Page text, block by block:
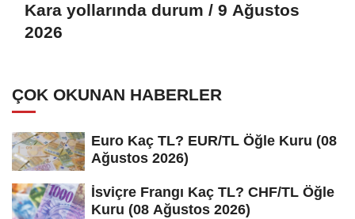
Kara yollarında durum / 9 Ağustos
2026
ÇOK OKUNAN HABERLER
Euro Kaç TL? EUR/TL Öğle Kuru (08
Ağustos 2026)
İsviçre Frangı Kaç TL? CHF/TL Öğle
Kuru (08 Ağustos 2026)